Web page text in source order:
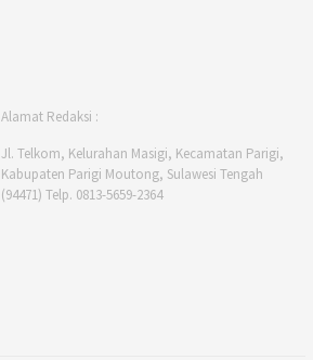
Alamat Redaksi :
Jl. Telkom, Kelurahan Masigi, Kecamatan Parigi,
Kabupaten Parigi Moutong, Sulawesi Tengah
(94471) Telp. 0813-5659-2364